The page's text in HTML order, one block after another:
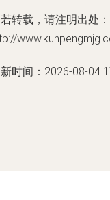
转载，请注明出处：
时间：2026-08-04